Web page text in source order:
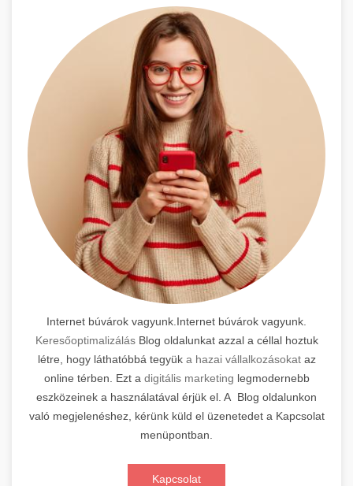
Internet búvárok vagyunk.Internet búvárok vagyunk.
KeresőoptimalizálásBlog oldalunkat azzal a céllal hoztuk
létre, hogy láthatóbbá tegyük a hazai vállalkozásokataz
online térben. Ezt a digitális marketing legmodernebb
eszközeinek a használatával érjük el. A Blog oldalunkon
való megjelenéshez, kérünk küld el üzenetedet a Kapcsolat
menüpontban.
Kapcsolat